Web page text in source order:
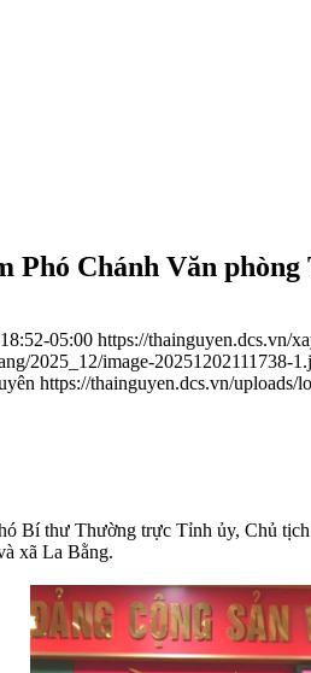
Phó Chánh Văn
05:00 https://thainguyen.dcs.vn/
2025_12/image-20251202111738-
https://thainguyen.dcs.vn/uploads/
Bí thư Thường trực Tỉnh ủy, Chủ
xã La Bằng.